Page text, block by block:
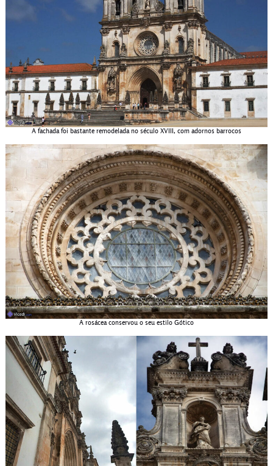
A fachada foi bastante remodelada no século XVIII, com adornos barrocos
A rosácea conservou o seu estilo Gótico